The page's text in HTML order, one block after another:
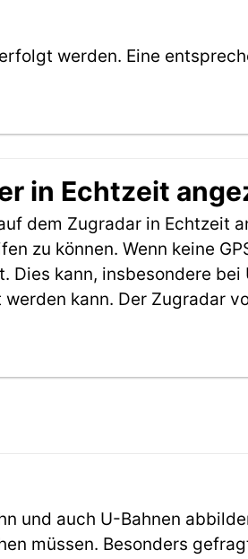
werden. Eine
in Echtzeit
dem Zugradar in Echtzeit
zu können. Wenn keine
kann, insbesondere
kann. Der Zugradar
und auch U-Bahnen
müssen. Besonders